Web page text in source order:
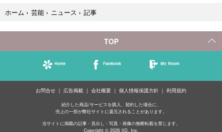
ホーム › 芸能 › ニュース › 記事
TOP
Home Facebook My Room
お問合せ 広告掲載 会社概要 個人情報保護方針 利用規約
紹介した商品/サービスを購入、契約した場合に、
売上の一部が弊社サイトに還元されることがあります。
当サイトに掲載の記事・見出し・写真・画像の無断転載を禁じます。
Copyright © 2026 IID, Inc.